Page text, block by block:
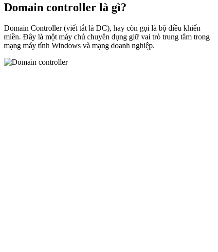
Domain controller là gì?
Domain Controller (viết tắt là DC), hay còn gọi là bộ điều khiển
miền. Đây là một máy chủ chuyên dụng giữ vai trò trung tâm trong
mạng máy tính Windows và mạng doanh nghiệp.